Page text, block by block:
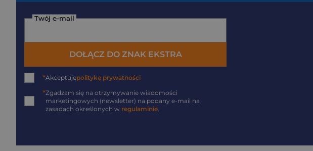
Twój e-mail
DOŁĄCZ DO ZNAK EKSTRA
*Akceptujępolitykę prywatności
*Zgadzam się na otrzymywanie wiadomości
marketingowych (newsletter) na podany e-mail na
zasadach określonych w regulaminie.